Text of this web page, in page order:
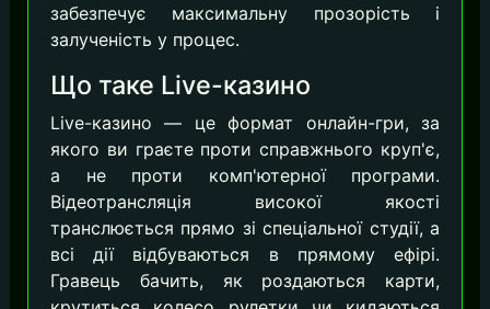
забезпечує максимальну прозорість і
залученість у процес.
Що таке Live-казино
Live-казино — це формат онлайн-гри, за
якого ви граєте проти справжнього круп'є,
а не проти комп'ютерної програми.
Відеотрансляція високої якості
транслюється прямо зі спеціальної студії, а
всі дії відбуваються в прямому ефірі.
Гравець бачить, як роздаються карти,